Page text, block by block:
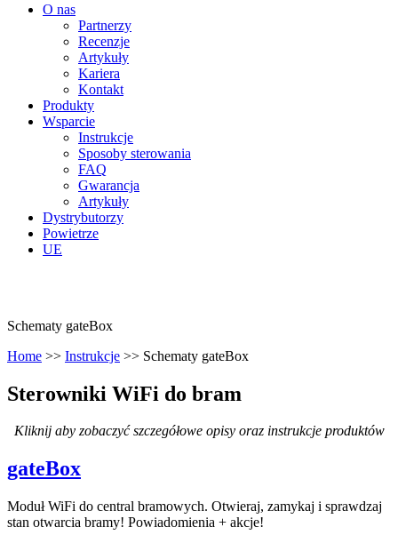
O nas
Partnerzy
Recenzje
Artykuły
Kariera
Kontakt
Produkty
Wsparcie
Instrukcje
Sposoby sterowania
FAQ
Gwarancja
Artykuły
Dystrybutorzy
Powietrze
UE
Schematy gateBox
Home >> Instrukcje >> Schematy gateBox
Sterowniki WiFi do bram
Kliknij aby zobaczyć szczegółowe opisy oraz instrukcje produktów
gateBox
Moduł WiFi do central bramowych. Otwieraj, zamykaj i sprawdzaj
stan otwarcia bramy! Powiadomienia + akcje!